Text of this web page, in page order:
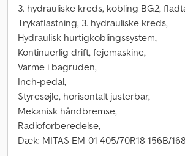
3. hydrauliske kreds, kobling BG2,
Trykaflastning, 3. hydrauliske kreds,
Hydraulisk hurtigkoblingssystem,
Kontinuerlig drift, fejemaskine,
Varme i bagruden,
Inch-pedal,
Styresøjle, horisontalt justerbar,
Mekanisk håndbremse,
Radioforberedelse,
Dæk: MITAS EM-01 405/70R18 156B/